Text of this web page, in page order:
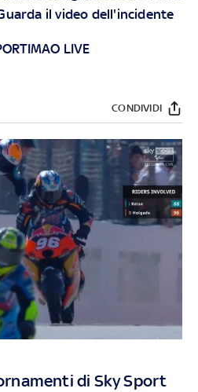
il video dell'incidente
LIVE
CONDIVIDI
di Sky Sport